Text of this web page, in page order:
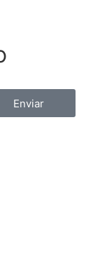
Enviar